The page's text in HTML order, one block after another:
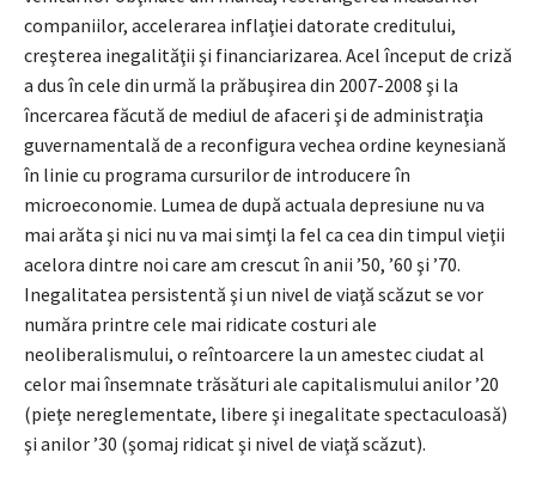
companiilor, accelerarea inflaţiei datorate creditului,
creşterea inegalităţii şi financiarizarea. Acel început de criză
a dus în cele din urmă la prăbuşirea din 2007-2008 şi la
încercarea făcută de mediul de afaceri şi de administraţia
guvernamentală de a reconfigura vechea ordine keynesiană
în linie cu programa cursurilor de introducere în
microeconomie. Lumea de după actuala depresiune nu va
mai arăta şi nici nu va mai simţi la fel ca cea din timpul vieţii
acelora dintre noi care am crescut în anii ’50, ’60 şi ’70.
Inegalitatea persistentă şi un nivel de viaţă scăzut se vor
număra printre cele mai ridicate costuri ale
neoliberalismului, o reîntoarcere la un amestec ciudat al
celor mai însemnate trăsături ale capitalismului anilor ’20
(pieţe nereglementate, libere şi inegalitate spectaculoasă)
şi anilor ’30 (şomaj ridicat şi nivel de viaţă scăzut).